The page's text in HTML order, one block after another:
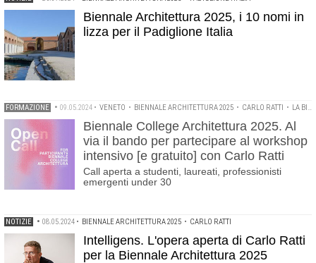
Biennale Architettura 2025, i 10 nomi in
lizza per il Padiglione Italia
FORMAZIONE • 09.05.2024 • VENETO • BIENNALE ARCHITETTURA 2025 • CARLO RATTI • LA BIENNALE DI VENEZIA
Biennale College Architettura 2025. Al
via il bando per partecipare al workshop
intensivo [e gratuito] con Carlo Ratti
Call aperta a studenti, laureati, professionisti
emergenti under 30
NOTIZIE • 08.05.2024 • BIENNALE ARCHITETTURA 2025 • CARLO RATTI
Intelligens. L'opera aperta di Carlo Ratti
per la Biennale Architettura 2025